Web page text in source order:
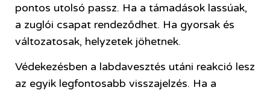
pontos utolsó passz. Ha a támadások lassúak,
a zuglói csapat rendeződhet. Ha gyorsak és
változatosak, helyzetek jöhetnek.
Védekezésben a labdavesztés utáni reakció lesz
az egyik legfontosabb visszajelzés. Ha a